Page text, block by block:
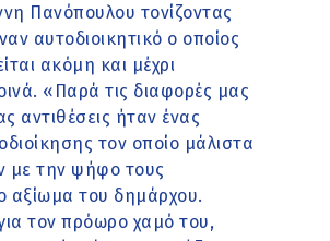
Πανόπουλου τονίζοντας
αυτοδιοικητικό ο οποίος
ακόμη και μέχρι
«Παρά τις διαφορές μας
αντιθέσεις ήταν ένας
τον οποίο μάλιστα
με την ψήφο τους
αξίωμα του δημάρχου.
τον πρόωρο χαμό του,